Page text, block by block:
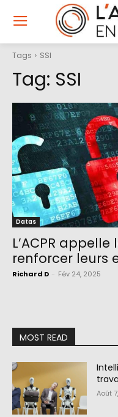
Tags SSI
Tag: SSI
Datas
L’ACPR
renforcer leurs
Richard D Fév 24, 2025
MOST READ
Août